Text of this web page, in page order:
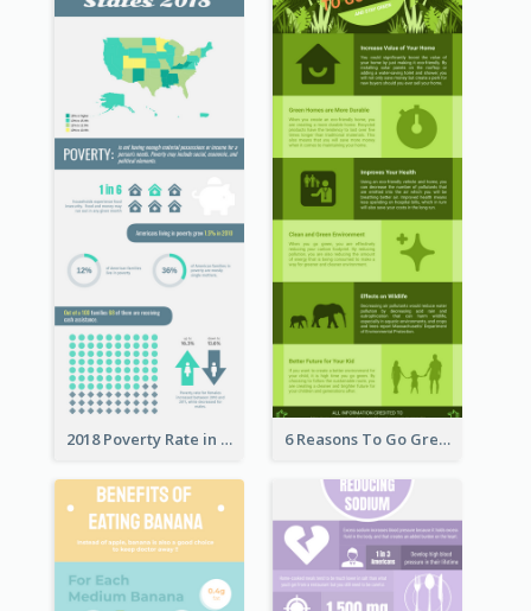
2018 Poverty Rate in the United States Infographic 6 Reasons To Go Green